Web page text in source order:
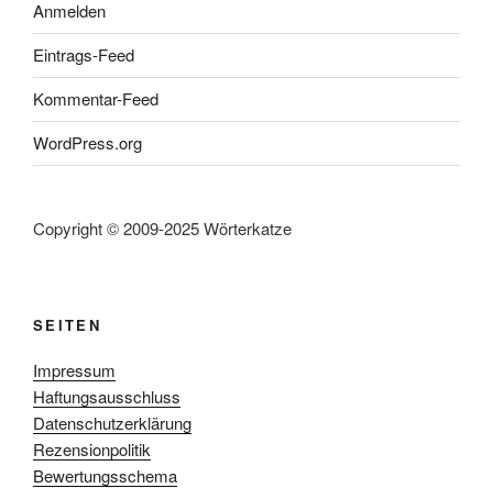
Anmelden
Eintrags-Feed
Kommentar-Feed
WordPress.org
Copyright © 2009-2025 Wörterkatze
SEITEN
Impressum
Haftungsausschluss
Datenschutzerklärung
Rezensionpolitik
Bewertungsschema